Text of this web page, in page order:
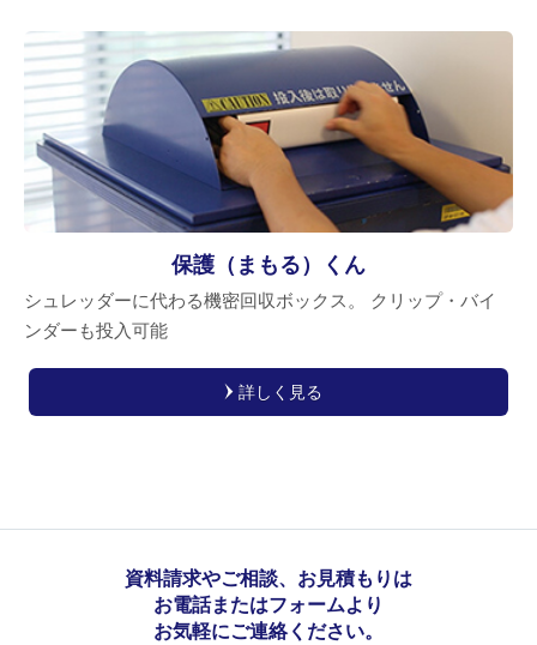
保護（まもる）くん
シュレッダーに代わる機密回収ボックス。 クリップ・バイ
ンダーも投入可能
詳しく見る
資料請求やご相談、お見積もりは
お電話またはフォームより
お気軽にご連絡ください。